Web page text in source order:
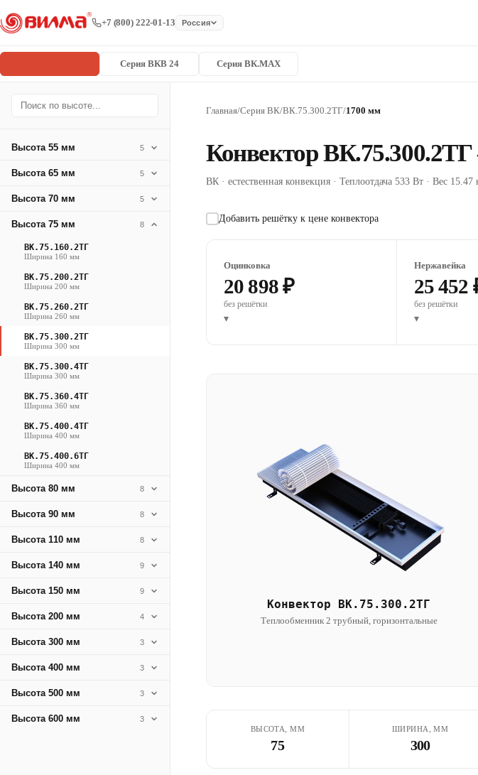
+7 (800) 222-01-13 Россия
Серия ВКВ 24 Серия ВК.MAX
Высота 55 мм 5
Высота 65 мм 5
Высота 70 мм 5
Высота 75 мм 8
ВК.75.160.2ТГ
Ширина 160 мм
ВК.75.200.2ТГ
Ширина 200 мм
ВК.75.260.2ТГ
Ширина 260 мм
ВК.75.300.2ТГ
Ширина 300 мм
ВК.75.300.4ТГ
Ширина 300 мм
ВК.75.360.4ТГ
Ширина 360 мм
ВК.75.400.4ТГ
Ширина 400 мм
ВК.75.400.6ТГ
Ширина 400 мм
Высота 80 мм 8
Высота 90 мм 8
Высота 110 мм 8
Высота 140 мм 9
Высота 150 мм 9
Высота 200 мм 4
Высота 300 мм 3
Высота 400 мм 3
Высота 500 мм 3
Высота 600 мм 3
Главная/Серия ВК/ВК.75.300.2ТГ/1700 мм
Конвектор
ВК · естественная конвекция · Теплоотдача 533 Вт · Вес 15.47
Добавить решётку к цене конвектора
Оцинковка
20 898 ₽
без решётки
▾
Нержавейка
25 452
без решётки
▾
Конвектор ВК.75.300.2ТГ
Теплообменник 2 трубный, горизонтальные
ВЫСОТА, ММ
75
ШИРИНА, ММ
300